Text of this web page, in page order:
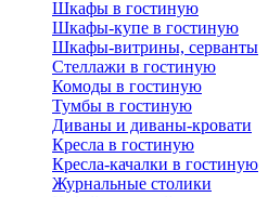
Шкафы в гостиную
Шкафы-купе в гостиную
Шкафы-витрины, серванты
Стеллажи в гостиную
Комоды в гостиную
Тумбы в гостиную
Диваны и диваны-кровати
Кресла в гостиную
Кресла-качалки в гостиную
Журнальные столики